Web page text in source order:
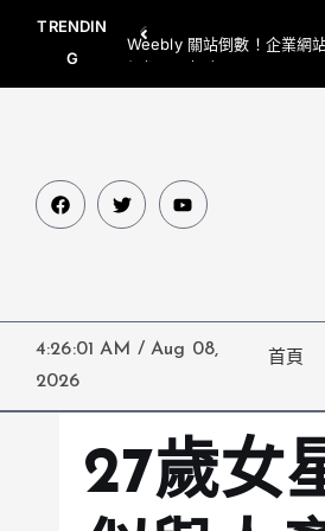
TRENDIN
G
Weebly 關站倒數！企業網
網都要一起處理
4:26:02 AM / Aug 08,
2026
首頁
27歲女